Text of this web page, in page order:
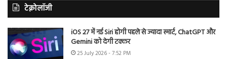
टेक्नोलॉजी
iOS 27 में नई Siri होगी पहले से ज्यादा स्मार्ट, ChatGPT और
Gemini को देगी टक्कर
25 July 2026 - 7:52 PM